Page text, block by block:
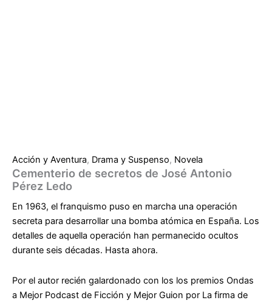
Acción y Aventura, Drama y Suspenso, Novela
Cementerio de secretos de José Antonio
Pérez Ledo
En 1963, el franquismo puso en marcha una operación
secreta para desarrollar una bomba atómica en España. Los
detalles de aquella operación han permanecido ocultos
durante seis décadas. Hasta ahora.
Por el autor recién galardonado con los los premios Ondas
a Mejor Podcast de Ficción y Mejor Guion por La firma de